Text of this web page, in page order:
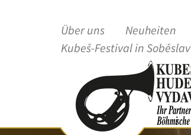
Über uns Neuheiten
Kubeš-Festival in Soběslav